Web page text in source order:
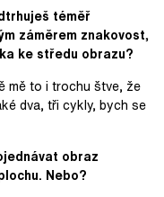
téměř
záměrem znakovost,
ke středu obrazu?
mě to i trochu štve, že
dva, tři cykly, bych se
obraz
Nebo?